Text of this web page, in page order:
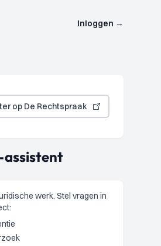
Inloggen →
op De Rechtspraak
assistent
werk. Stel vragen in